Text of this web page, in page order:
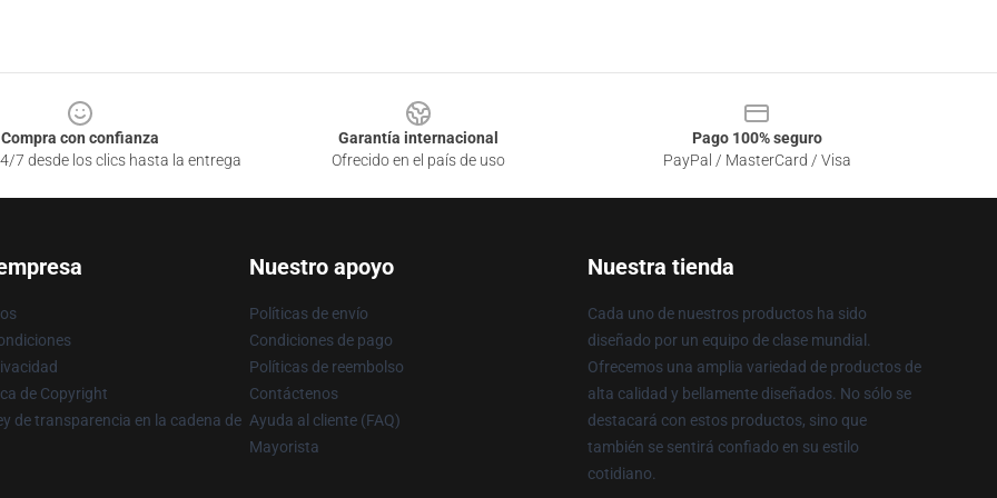
Compra con confianza
7 desde los clics hasta la entrega
Garantía internacional
Ofrecido en el país de uso
Pago 100% seguro
PayPal / MasterCard / Visa
de Copyright
de transparencia en la cadena de
Nuestro apoyo
Políticas de envío
Condiciones de pago
Políticas de reembolso
Contáctenos
Ayuda al cliente (FAQ)
Mayorista
Nuestra tienda
Cada uno de nuestros productos ha sido
diseñado por un equipo de clase mundial.
Ofrecemos una amplia variedad de productos de
alta calidad y bellamente diseñados. No sólo se
destacará con estos productos, sino que
también se sentirá confiado en su estilo
cotidiano.